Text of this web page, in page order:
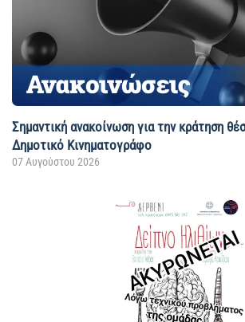
Σημαντική ανακοίνωση για την κράτηση
Δημοτικό Κινηματογράφο
07 Αυγούστου 2026